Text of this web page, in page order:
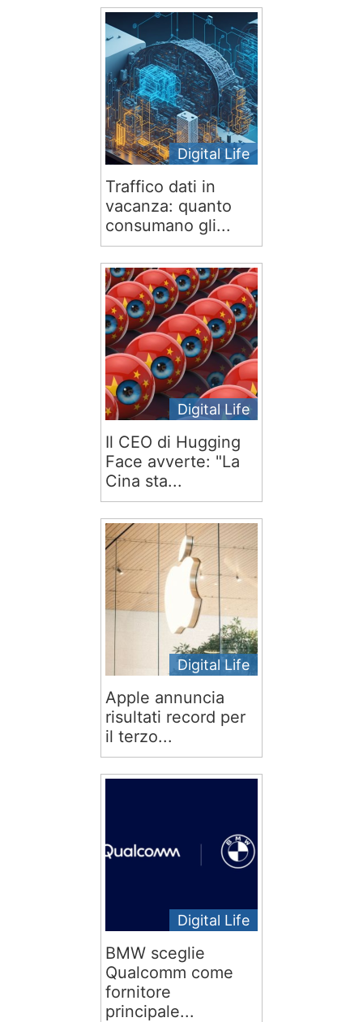
Digital Life
Traffico dati in
vacanza: quanto
consumano gli...
Digital Life
Il CEO di Hugging
Face avverte: "La
Cina sta...
Digital Life
Apple annuncia
risultati record per
il terzo...
Digital Life
BMW sceglie
Qualcomm come
fornitore
principale...